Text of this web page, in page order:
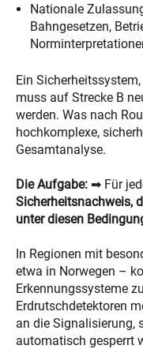
Nationale
Bahngesetzen,
Ein
muss auf Strecke B
werden. Was nach
hochkomplexe,
Gesamtanalyse.
Die Aufgabe: ➡ Für
Sicherheitsnachweis,
unter diesen
In Regionen mit
etwa in Norwegen –
Erkennungssysteme
Erdrutschdetektoren
an die Signalisierung,
automatisch gesperrt